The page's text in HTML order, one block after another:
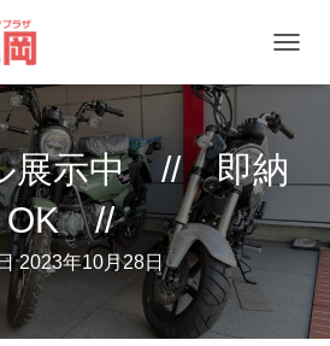
ゲ
ー
ョ
展示中 // 即納
OK //
2023年10月28日